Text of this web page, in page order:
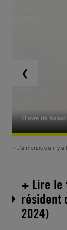
Œuvre de
« J’aimerais qu’il y
❮
+ Lire le
résident
2024)